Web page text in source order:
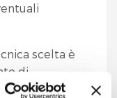
scelta è
di
come